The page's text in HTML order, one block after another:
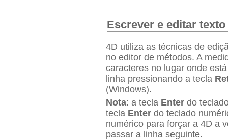
Escrever e editar texto
4D utiliza as técnicas de
no editor de métodos. A
caracteres no lugar onde
linha pressionando a tecla
(Windows).
Nota: a tecla Enter do
tecla Enter do teclado
numérico para forçar a 4D a
passar a linha seguinte.